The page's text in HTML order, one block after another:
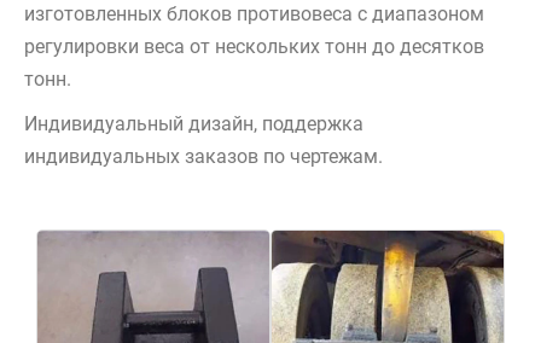
изготовленных блоков противовеса с диапазоном
регулировки веса от нескольких тонн до десятков
тонн.
Индивидуальный дизайн, поддержка
индивидуальных заказов по чертежам.